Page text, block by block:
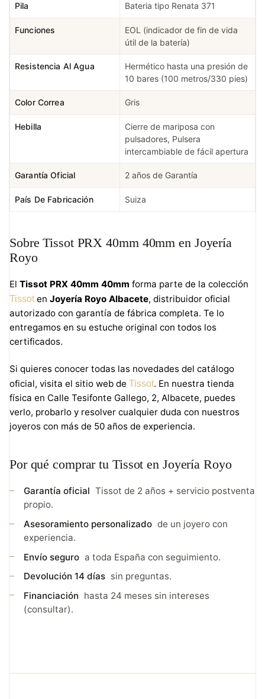
Pila Bateria tipo Renata 371
Funciones
EOL (indicador de fin de vida
útil de la batería)
Resistencia Al Agua
Hermético hasta una presión de
10 bares (100 metros/330 pies)
Color Correa Gris
Hebilla
Cierre de mariposa con
pulsadores, Pulsera
intercambiable de fácil apertura
Garantía Oficial 2 años de Garantía
País De Fabricación Suiza
Sobre Tissot PRX 40mm 40mm en Joyería
Royo
El Tissot PRX 40mm 40mm forma parte de la colección
Tissot en Joyería Royo Albacete, distribuidor oficial
autorizado con garantía de fábrica completa. Te lo
entregamos en su estuche original con todos los
certificados.
Si quieres conocer todas las novedades del catálogo
oficial, visita el sitio web de Tissot. En nuestra tienda
física en Calle Tesifonte Gallego, 2, Albacete, puedes
verlo, probarlo y resolver cualquier duda con nuestros
joyeros con más de 50 años de experiencia.
Por qué comprar tu Tissot en Joyería Royo
Garantía oficial Tissot de 2 años + servicio postventa
propio.
Asesoramiento personalizado de un joyero con
experiencia.
Envío seguro a toda España con seguimiento.
Devolución 14 días sin preguntas.
Financiación hasta 24 meses sin intereses
(consultar).